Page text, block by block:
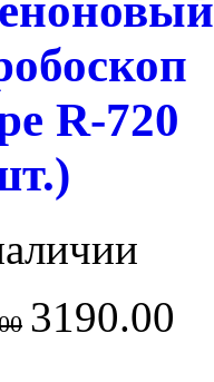
R-720
3190.00